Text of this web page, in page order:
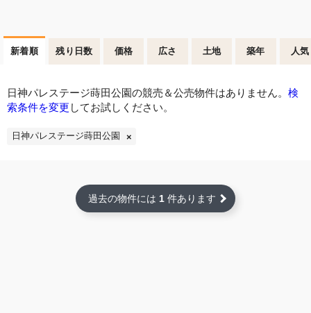
新着順 残り日数 価格 広さ 土地 築年 人気
日神パレステージ蒔田公園の競売＆公売物件はありません。 検
索条件を変更 してお試しください。
日神パレステージ蒔田公園
過去の物件には 1 件あります